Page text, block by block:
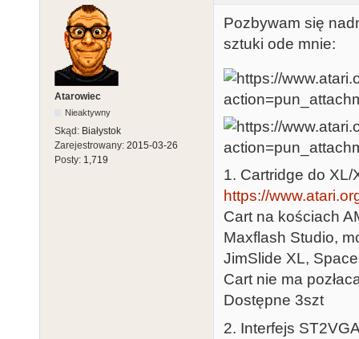
Atarowiec
Nieaktywny
Skąd: Białystok
Zarejestrowany: 2015-03-26
Posty: 1,719
Pozbywam się
sztuki ode mnie:
1. Cartridge do
https://
Cart na kościach
Maxflash Studio,
JimSlide XL,
Cart nie ma
Dostępne 3szt
2. Interfejs